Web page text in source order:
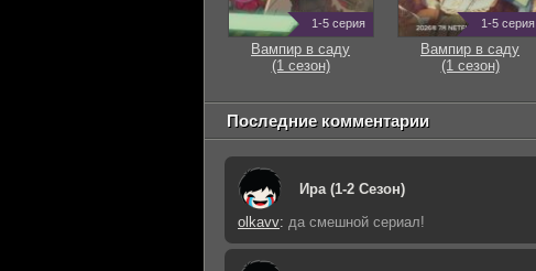
1-5 серия
Вампир в саду
(1 сезон)
1-5 серия
Вампир в саду
(1 сезон)
Последние комментарии
Ира (1-2 Сезон)
olkavv: да смешной сериал!